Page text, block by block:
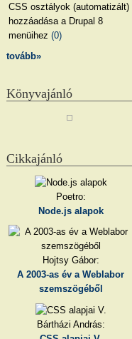
CSS osztályok (automatizált)
hozzáadása a Drupal 8
menüihez(0)
tovább»
Könyvajánló
Cikkajánló
Poetro:
Node.js alapok
Hojtsy Gábor:
A 2003-as év a Weblabor
szemszögéből
Bártházi András: